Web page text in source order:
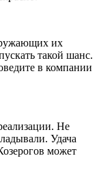
их
такой шанс.
в компании
Не
Удача
может